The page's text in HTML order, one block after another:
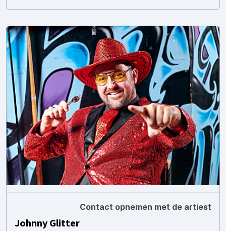
Contact opnemen met de artiest
Johnny Glitter